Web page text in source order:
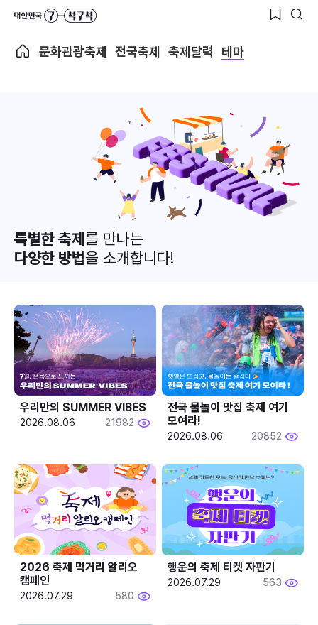
문화관광축제 전국축제 축제달력 테마
특별한 축제를 만나는
다양한 방법을 소개합니다!
우리만의 SUMMER VIBES
2026.08.06 21982
전국 물놀이 맛집 축제 여기
모여라!
2026.08.06 20852
2026 축제 먹거리 알리오
캠페인
2026.07.29 580
행운의 축제 티켓 자판기
2026.07.29 563